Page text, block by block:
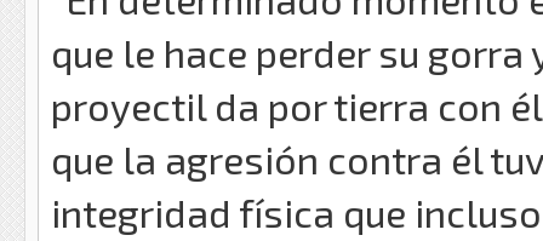
que le hace perder su
proyectil da por tierra con
que la agresión contra él
integridad física que